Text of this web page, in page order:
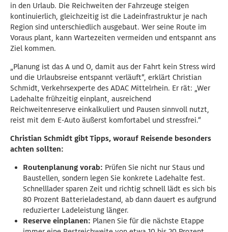
in den Urlaub. Die Reichweiten der Fahrzeuge steigen
kontinuierlich, gleichzeitig ist die Ladeinfrastruktur je nach
Region sind unterschiedlich ausgebaut. Wer seine Route im
Voraus plant, kann Wartezeiten vermeiden und entspannt ans
Ziel kommen.
„Planung ist das A und O, damit aus der Fahrt kein Stress wird
und die Urlaubsreise entspannt verläuft“, erklärt Christian
Schmidt, Verkehrsexperte des ADAC Mittelrhein. Er rät: „Wer
Ladehalte frühzeitig einplant, ausreichend
Reichweitenreserve einkalkuliert und Pausen sinnvoll nutzt,
reist mit dem E-Auto äußerst komfortabel und stressfrei.“
Christian Schmidt gibt Tipps, worauf Reisende besonders
achten sollten:
Routenplanung vorab: Prüfen Sie nicht nur Staus und
Baustellen, sondern legen Sie konkrete Ladehalte fest.
Schnelllader sparen Zeit und richtig schnell lädt es sich bis
80 Prozent Batterieladestand, ab dann dauert es aufgrund
reduzierter Ladeleistung länger.
Reserve einplanen: Planen Sie für die nächste Etappe